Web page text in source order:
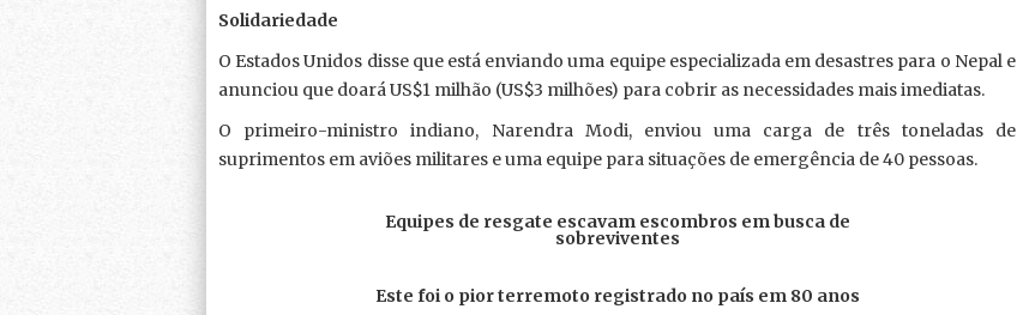
Solidariedade
O Estados Unidos disse que está enviando uma equipe especializada em desastres para o Nepal e
anunciou que doará US$1 milhão (US$3 milhões) para cobrir as necessidades mais imediatas.
O primeiro-ministro indiano, Narendra Modi, enviou uma carga de três toneladas de
suprimentos em aviões militares e uma equipe para situações de emergência de 40 pessoas.
Equipes de resgate escavam escombros em busca de
sobreviventes
Este foi o pior terremoto registrado no país em 80 anos